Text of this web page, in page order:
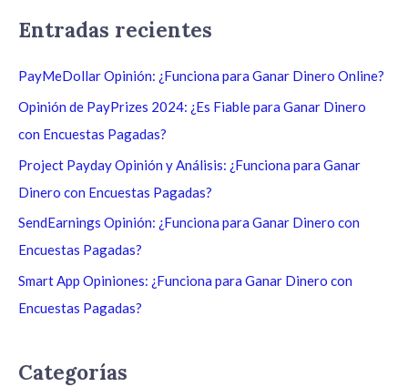
a
r
Entradas recientes
PayMeDollar Opinión: ¿Funciona para Ganar Dinero Online?
Opinión de PayPrizes 2024: ¿Es Fiable para Ganar Dinero
con Encuestas Pagadas?
Project Payday Opinión y Análisis: ¿Funciona para Ganar
Dinero con Encuestas Pagadas?
SendEarnings Opinión: ¿Funciona para Ganar Dinero con
Encuestas Pagadas?
Smart App Opiniones: ¿Funciona para Ganar Dinero con
Encuestas Pagadas?
Categorías